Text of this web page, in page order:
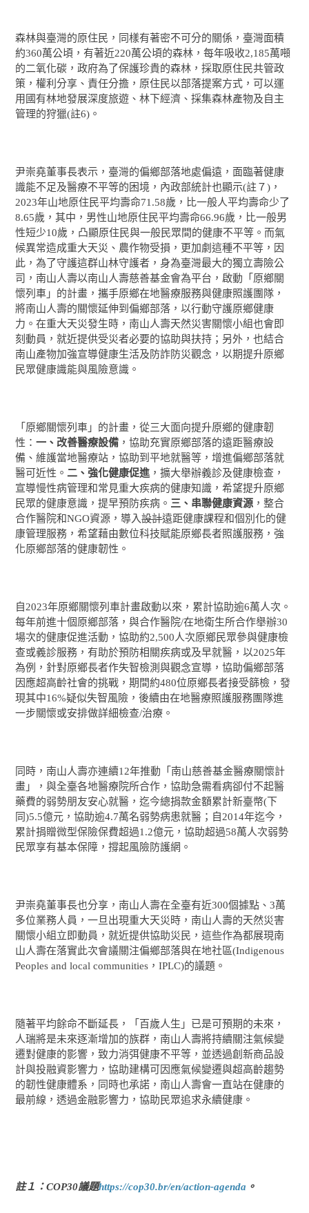
森林與臺灣的原住民，同樣有著密不可分的關係，臺灣面積
約360萬公頃，有著近220萬公頃的森林，每年吸收2,185萬噸
的二氧化碳，政府為了保護珍貴的森林，採取原住民共管政
策，權利分享、責任分擔，原住民以部落提案方式，可以運
用國有林地發展深度旅遊、林下經濟、採集森林產物及自主
管理的狩獵(註6)。
尹崇堯董事長表示，臺灣的偏鄉部落地處偏遠，面臨著健康
識能不足及醫療不平等的困境，內政部統計也顯示(註７)，
2023年山地原住民平均壽命71.58歲，比一般人平均壽命少了
8.65歲，其中，男性山地原住民平均壽命66.96歲，比一般男
性短少10歲，凸顯原住民與一般民眾間的健康不平等。而氣
候異常造成重大天災、農作物受損，更加劇這種不平等，因
此，為了守護這群山林守護者，身為臺灣最大的獨立壽險公
司，南山人壽以南山人壽慈善基金會為平台，啟動「原鄉關
懷列車」的計畫，攜手原鄉在地醫療服務與健康照護團隊，
將南山人壽的關懷延伸到偏鄉部落，以行動守護原鄉健康
力。在重大天災發生時，南山人壽天然災害關懷小組也會即
刻動員，就近提供受災者必要的協助與扶持；另外，也結合
南山產物加強宣導健康生活及防詐防災觀念，以期提升原鄉
民眾健康識能與風險意識。
「原鄉關懷列車」的計畫，從三大面向提升原鄉的健康韌
性：一、改善醫療設備 ，協助充實原鄉部落的遠距醫療設
備、維護當地醫療站，協助到平地就醫等，增進偏鄉部落就
醫可近性。 二、強化健康促進 ，擴大舉辦義診及健康檢查，
宣導慢性病管理和常見重大疾病的健康知識，希望提升原鄉
民眾的健康意識，提早預防疾病。 三、串聯健康資源 ，整合
合作醫院和NGO資源，導入設計遠距健康課程和個別化的健
康管理服務，希望藉由數位科技賦能原鄉長者照護服務，強
化原鄉部落的健康韌性。
自2023年原鄉關懷列車計畫啟動以來，累計協助逾6萬人次。
每年前進十個原鄉部落，與合作醫院/在地衛生所合作舉辦30
場次的健康促進活動，協助約2,500人次原鄉民眾參與健康檢
查或義診服務，有助於預防相關疾病或及早就醫，以2025年
為例，針對原鄉長者作失智檢測與觀念宣導，協助偏鄉部落
因應超高齡社會的挑戰，期間約480位原鄉長者接受篩檢，發
現其中16%疑似失智風險，後續由在地醫療照護服務團隊進
一步關懷或安排做詳細檢查/治療。
同時，南山人壽亦連續12年推動「南山慈善基金醫療關懷計
畫」，與全臺各地醫療院所合作，協助急需看病卻付不起醫
藥費的弱勢朋友安心就醫，迄今總捐款金額累計新臺幣(下
同)5.5億元，協助逾4.7萬名弱勢病患就醫；自2014年迄今，
累計捐贈微型保險保費超過1.2億元，協助超過58萬人次弱勢
民眾享有基本保障，撐起風險防護網。
尹崇堯董事長也分享，南山人壽在全臺有近300個據點、3萬
多位業務人員，一旦出現重大天災時，南山人壽的天然災害
關懷小組立即動員，就近提供協助災民，這些作為都展現南
山人壽在落實此次會議關注偏鄉部落與在地社區(Indigenous
Peoples and local communities，IPLC)的議題。
隨著平均餘命不斷延長，「百歲人生」已是可預期的未來，
人瑞將是未來逐漸增加的族群，南山人壽將持續關注氣候變
遷對健康的影響，致力消弭健康不平等，並透過創新商品設
計與投融資影響力，協助建構可因應氣候變遷與超高齡趨勢
的韌性健康體系，同時也承諾，南山人壽會一直站在健康的
最前線，透過金融影響力，協助民眾追求永續健康。
註１：COP30議題https://cop30.br/en/action-agenda 。